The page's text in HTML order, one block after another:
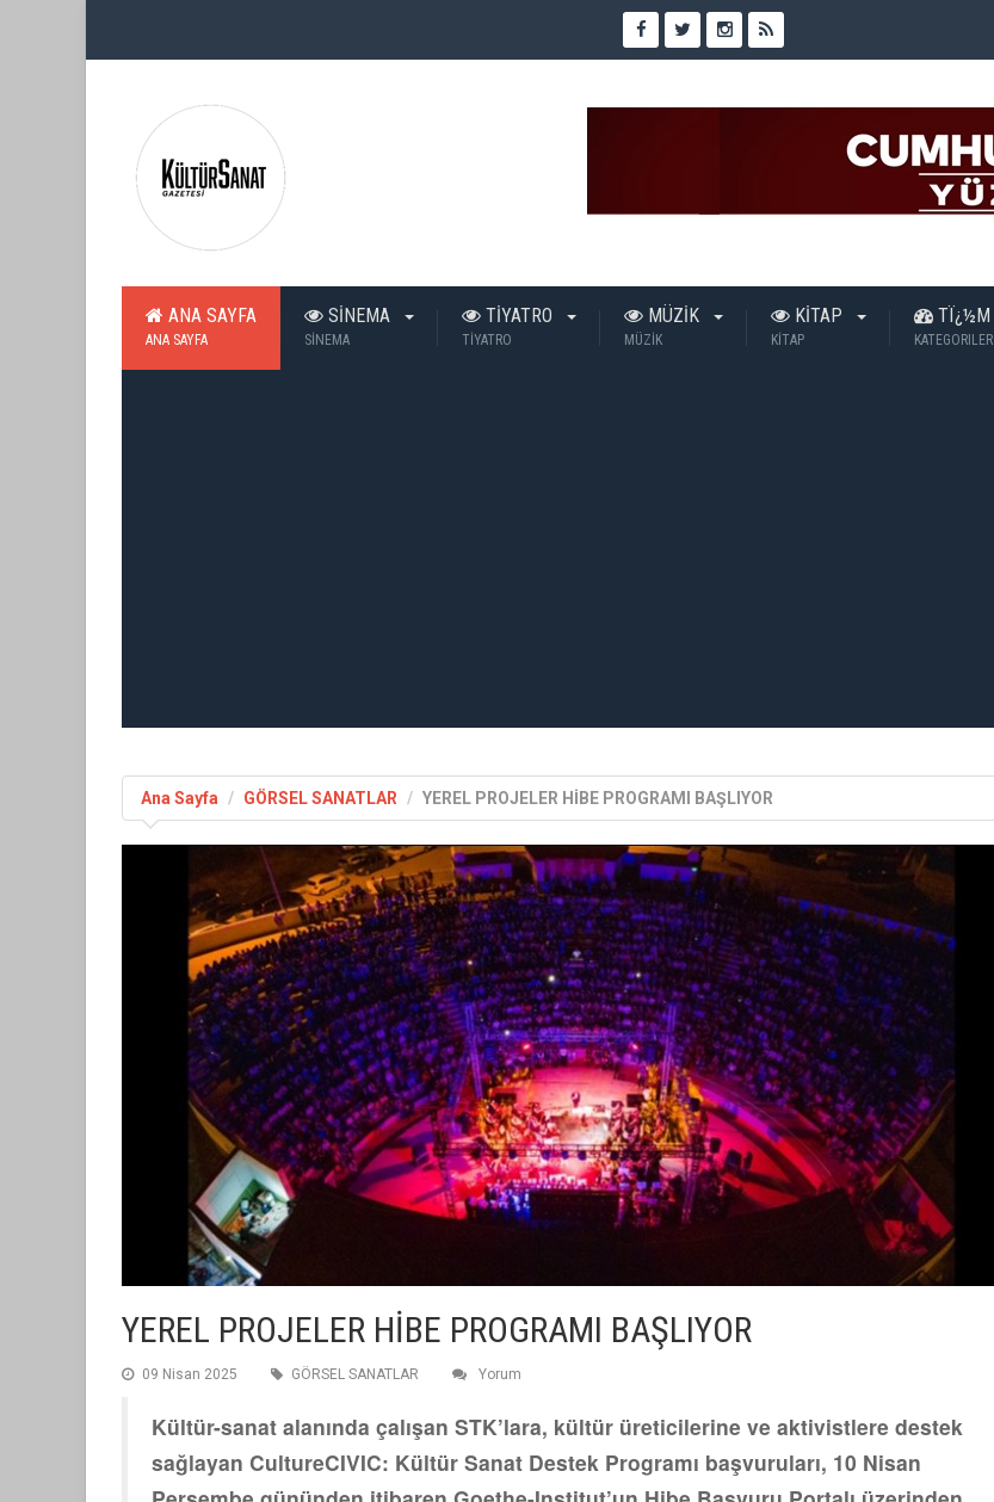
ANA SAYFA
ANA SAYFA
SİNEMA
SİNEMA
TİYATRO
TİYATRO
MÜZİK
MÜZİK
KİTAP
KİTAP
TÏ¿½M
KATEGORILER
Ana Sayfa GÖRSEL SANATLAR YEREL PROJELER HİBE PROGRAMI BAŞLIYOR
YEREL PROJELER HİBE PROGRAMI BAŞLIYOR
09 Nisan 2025 GÖRSEL SANATLAR Yorum
Kültür-sanat alanında çalışan STK’lara, kültür üreticilerine ve aktivistlere destek
sağlayan CultureCIVIC: Kültür Sanat Destek Programı başvuruları, 10 Nisan